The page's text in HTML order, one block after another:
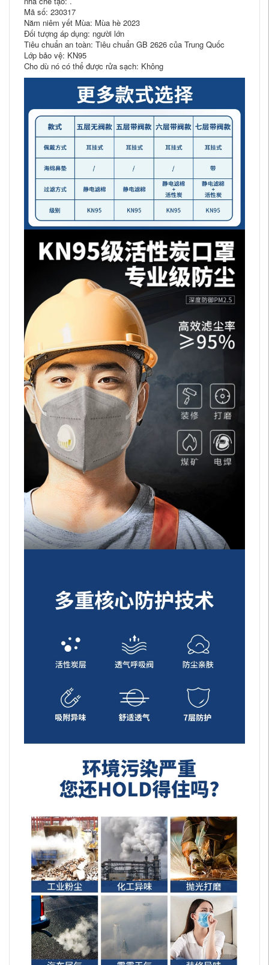
Mã số: 230317
Năm niêm yết Mùa: Mùa hè 2023
Đối tượng áp dụng: người lớn
Tiêu chuẩn an toàn: Tiêu chuẩn GB 2626 của Trung Quốc
Lớp bảo vệ: KN95
Cho dù nó có thể được rửa sạch: Không